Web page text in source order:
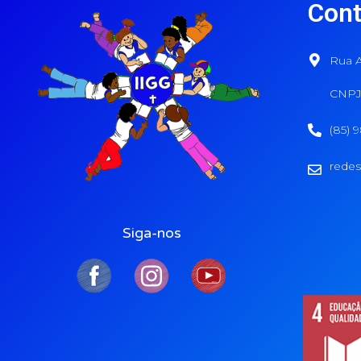
Siga-nos
Rua
(85)